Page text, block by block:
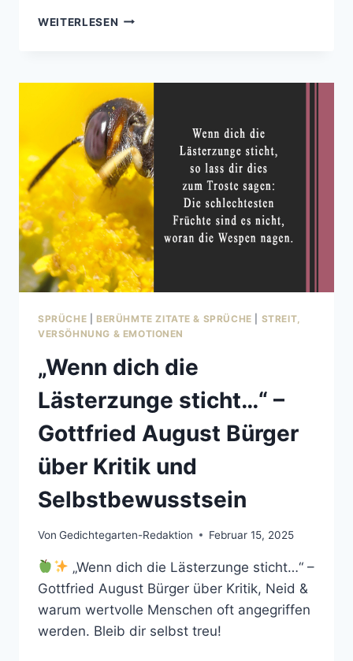
WEITERLESEN „ES
WELT
GUTE
MENSCHEN.
WENN
DU
KEINEN
FINDEN
KANNST,
SEI
EINER!“
–
WARUM
FREUNDLICHKEIT
WELT
VERÄNDERT
SPRÜCHE BERÜHMTE ZITATE & SPRÜCHE
STREIT,
VERSÖHNUNG & EMOTIONEN
„Wenn dich die
Lästerzunge sticht…“ –
Gottfried August Bürger
über Kritik und
Selbstbewusstsein
Von Gedichtegarten-Redaktion Februar 15, 2025
„Wenn dich die Lästerzunge sticht…“ –
Gottfried August Bürger über Kritik, Neid &
warum wertvolle Menschen oft angegriffen
werden. Bleib dir selbst treu!